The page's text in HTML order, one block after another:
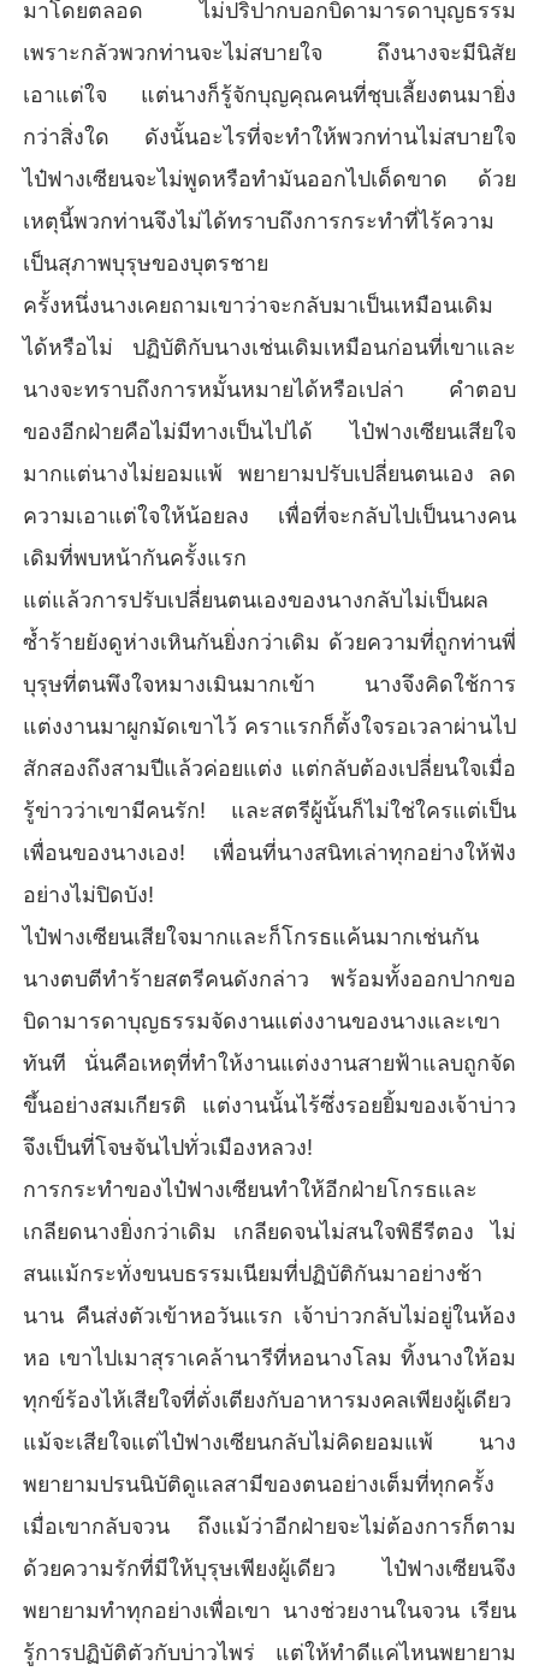
มาโดยตลอด ไม่ปริปากบอกบิดามารดาบุญธรรม
เพราะกลัวพวกท่านจะไม่สบายใจ ถึงนางจะมีนิสัย
เอาแต่ใจ แต่นางก็รู้จักบุญคุณคนที่ชุบเลี้ยงตนมายิ่ง
กว่าสิ่งใด ดังนั้นอะไรที่จะทำให้พวกท่านไม่สบายใจ
ไป๋ฟางเซียนจะไม่พูดหรือทำมันออกไปเด็ดขาด ด้วย
เหตุนี้พวกท่านจึงไม่ได้ทราบถึงการกระทำที่ไร้ความ
เป็นสุภาพบุรุษของบุตรชาย
ครั้งหนึ่งนางเคยถามเขาว่าจะกลับมาเป็นเหมือนเดิม
ได้หรือไม่ ปฏิบัติกับนางเช่นเดิมเหมือนก่อนที่เขาและ
นางจะทราบถึงการหมั้นหมายได้หรือเปล่า คำตอบ
ของอีกฝ่ายคือไม่มีทางเป็นไปได้ ไป๋ฟางเซียนเสียใจ
มากแต่นางไม่ยอมแพ้ พยายามปรับเปลี่ยนตนเอง ลด
ความเอาแต่ใจให้น้อยลง เพื่อที่จะกลับไปเป็นนางคน
เดิมที่พบหน้ากันครั้งแรก
แต่แล้วการปรับเปลี่ยนตนเองของนางกลับไม่เป็นผล
ซ้ำร้ายยังดูห่างเหินกันยิ่งกว่าเดิม ด้วยความที่ถูกท่านพี่
บุรุษที่ตนพึงใจหมางเมินมากเข้า นางจึงคิดใช้การ
แต่งงานมาผูกมัดเขาไว้ คราแรกก็ตั้งใจรอเวลาผ่านไป
สักสองถึงสามปีแล้วค่อยแต่ง แต่กลับต้องเปลี่ยนใจเมื่อ
รู้ข่าวว่าเขามีคนรัก! และสตรีผู้นั้นก็ไม่ใช่ใครแต่เป็น
เพื่อนของนางเอง! เพื่อนที่นางสนิทเล่าทุกอย่างให้ฟัง
อย่างไม่ปิดบัง!
ไป๋ฟางเซียนเสียใจมากและก็โกรธแค้นมากเช่นกัน
นางตบตีทำร้ายสตรีคนดังกล่าว พร้อมทั้งออกปากขอ
บิดามารดาบุญธรรมจัดงานแต่งงานของนางและเขา
ทันที นั่นคือเหตุที่ทำให้งานแต่งงานสายฟ้าแลบถูกจัด
ขึ้นอย่างสมเกียรติ แต่งานนั้นไร้ซึ่งรอยยิ้มของเจ้าบ่าว
จึงเป็นที่โจษจันไปทั่วเมืองหลวง!
การกระทำของไป๋ฟางเซียนทำให้อีกฝ่ายโกรธและ
เกลียดนางยิ่งกว่าเดิม เกลียดจนไม่สนใจพิธีรีตอง ไม่
สนแม้กระทั่งขนบธรรมเนียมที่ปฏิบัติกันมาอย่างช้า
นาน คืนส่งตัวเข้าหอวันแรก เจ้าบ่าวกลับไม่อยู่ในห้อง
หอ เขาไปเมาสุราเคล้านารีที่หอนางโลม ทิ้งนางให้อม
ทุกข์ร้องไห้เสียใจที่ตั่งเตียงกับอาหารมงคลเพียงผู้เดียว
แม้จะเสียใจแต่ไป๋ฟางเซียนกลับไม่คิดยอมแพ้ นาง
พยายามปรนนิบัติดูแลสามีของตนอย่างเต็มที่ทุกครั้ง
เมื่อเขากลับจวน ถึงแม้ว่าอีกฝ่ายจะไม่ต้องการก็ตาม
ด้วยความรักที่มีให้บุรุษเพียงผู้เดียว ไป๋ฟางเซียนจึง
พยายามทำทุกอย่างเพื่อเขา นางช่วยงานในจวน เรียน
รู้การปฏิบัติตัวกับบ่าวไพร่ แต่ให้ทำดีแค่ไหนพยายาม